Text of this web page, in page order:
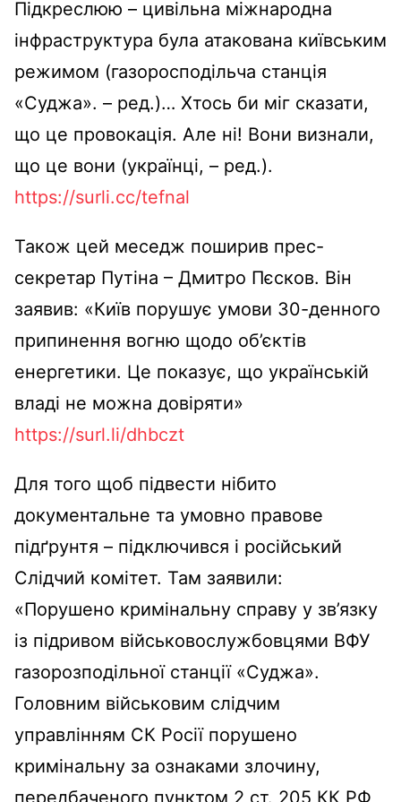
Підкреслюю – цивільна міжнародна
інфраструктура була атакована київським
режимом (газоросподільча станція
«Суджа». – ред.)… Хтось би міг сказати,
що це провокація. Але ні! Вони визнали,
що це вони (українці, – ред.).
https://surli.cc/tefnal
Також цей меседж поширив прес-
секретар Путіна – Дмитро Пєсков. Він
заявив: «Київ порушує умови 30-денного
припинення вогню щодо об’єктів
енергетики. Це показує, що українській
владі не можна довіряти»
https://surl.li/dhbczt
Для того щоб підвести нібито
документальне та умовно правове
підґрунтя – підключився і російський
Слідчий комітет. Там заявили:
«Порушено кримінальну справу у зв’язку
із підривом військовослужбовцями ВФУ
газорозподільної станції «Суджа».
Головним військовим слідчим
управлінням СК Росії порушено
кримінальну за ознаками злочину,
передбаченого пунктом 2 ст. 205 КК РФ